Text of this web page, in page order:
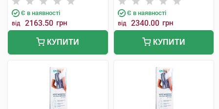
Є в наявності
від 2163.50 грн
КУПИТИ
Є в наявності
від 2340.00 грн
КУПИТИ